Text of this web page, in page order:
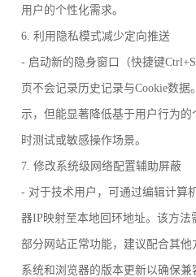
用户的个性化需求。
6. 利用隐私模式减少定向推送
- 启动新的隐身窗口（快捷键
页不会记录历史记录与Cookie数
示，但能显著降低基于用户行为
时测试或敏感操作场景。
7. 修改系统级网络配置辅助屏蔽
- 对于技术用户，可通过编辑计算
器IP映射至本地回环地址。该方
部分网站正常功能，建议配合其
系统和浏览器的版本更新以确保兼